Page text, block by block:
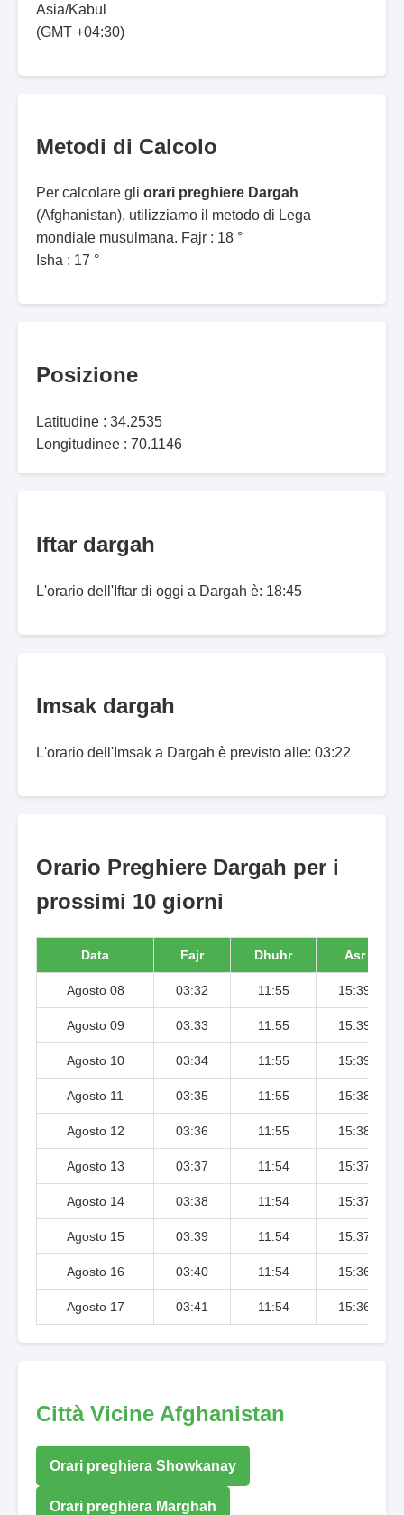
Asia/Kabul
(GMT +04:30)
Metodi di Calcolo
Per calcolare gli orari preghiere Dargah
(Afghanistan), utilizziamo il metodo di Lega
mondiale musulmana. Fajr : 18 °
Isha : 17 °
Posizione
Latitudine : 34.2535
Longitudinee : 70.1146
Iftar dargah
L'orario dell'Iftar di oggi a Dargah è: 18:45
Imsak dargah
L'orario dell'Imsak a Dargah è previsto alle: 03:22
Orario Preghiere Dargah per i
prossimi 10 giorni
Data Fajr Dhuhr Asr
Agosto 08 03:32 11:55 15:39
Agosto 09 03:33 11:55 15:39
Agosto 10 03:34 11:55 15:39
Agosto 11 03:35 11:55 15:38
Agosto 12 03:36 11:55 15:38
Agosto 13 03:37 11:54 15:37
Agosto 14 03:38 11:54 15:37
Agosto 15 03:39 11:54 15:37
Agosto 16 03:40 11:54 15:36
Agosto 17 03:41 11:54 15:36
Città Vicine Afghanistan
Orari preghiera Showkanay
Orari preghiera Marghah